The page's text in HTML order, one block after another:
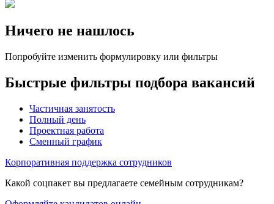
Ничего не нашлось
Попробуйте изменить формулировку или фильтры
Быстрые фильтры подбора вакансий
Частичная занятость
Полный день
Проектная работа
Сменный график
Корпоративная поддержка сотрудников
Какой соцпакет вы предлагаете семейным сотрудникам?